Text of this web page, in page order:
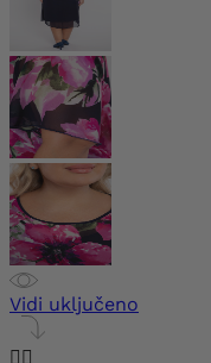
Vidi uključeno
 